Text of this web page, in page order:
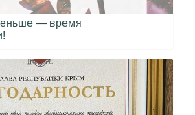
— время